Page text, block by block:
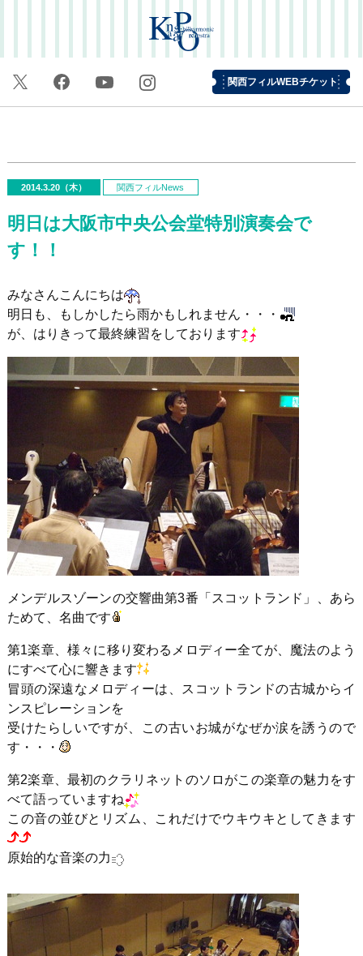
関西フィルWEBチケット
2014.3.20（木） 関西フィルNews
明日は大阪市中央公会堂特別演奏会で
す！！
みなさんこんにちは
明日も、もしかしたら雨かもしれません・・・
が、はりきって最終練習をしております
メンデルスゾーンの交響曲第3番「スコットランド」、あら
ためて、名曲です
第1楽章、様々に移り変わるメロディー全てが、魔法のよう
にすべて心に響きます
冒頭の深遠なメロディーは、スコットランドの古城からイ
ンスピレーションを
受けたらしいですが、この古いお城がなぜか涙を誘うので
す・・・
第2楽章、最初のクラリネットのソロがこの楽章の魅力をす
べて語っていますね
この音の並びとリズム、これだけでウキウキとしてきます
原始的な音楽の力